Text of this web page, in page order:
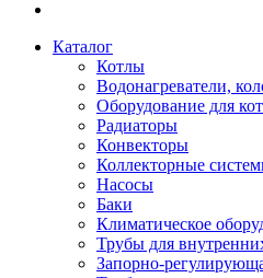
Каталог
Котлы
Водонагреватели,
Оборудование для
Радиаторы
Конвекторы
Коллекторные
Насосы
Баки
Климатическое
Трубы для
Запорно-